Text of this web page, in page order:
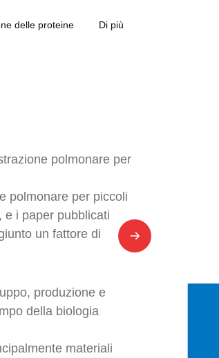
delle proteine Di più
polmonare per
polmonare per piccoli
e i paper pubblicati
un fattore di
produzione e
della biologia
materiali